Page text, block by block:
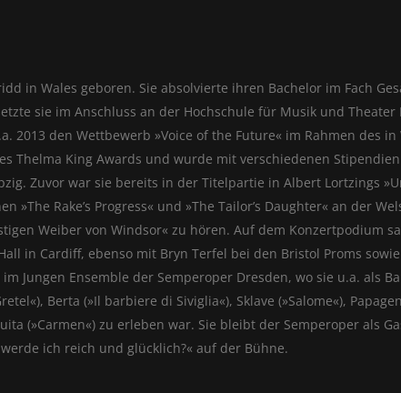
in Wales geboren. Sie absolvierte ihren Bachelor im Fach
sie im Anschluss an der Hochschule für Musik und
2013 den Wettbewerb »Voice of the Future« im Rahmen des
Thelma King Awards und wurde mit verschiedenen
Zuvor war sie bereits in der Titelpartie in Albert Lortzings
»The Rakeʼs Progress« und »The Tailorʼs Daughter« an der
Weiber von Windsor« zu hören. Auf dem Konzertpodium
in Cardiff, ebenso mit Bryn Terfel bei den Bristol Proms
Jungen Ensemble der Semperoper Dresden, wo sie u.a. als
Berta (»Il barbiere di Siviglia«), Sklave (»Salome«),
(»Carmen«) zu erleben war. Sie bleibt der Semperoper
ich reich und glücklich?« auf der Bühne.